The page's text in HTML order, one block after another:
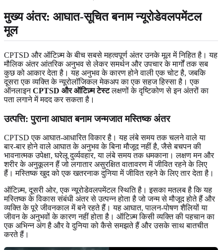
मुख्य अंतर: आघात-सूचित बनाम न्यूरोडेवलपमेंटल
मूल
CPTSD और ऑटिज़्म के बीच सबसे महत्वपूर्ण अंतर उनके मूल में निहित है। यह
मौलिक अंतर आंतरिक अनुभव से लेकर समर्थन और उपचार के मार्गों तक सब
कुछ को आकार देता है। यह अनुभव के कारण होने वाली एक चोट है, जबकि
दूसरा एक व्यक्ति के न्यूरोलॉजिकल मेकअप का एक सहज हिस्सा है। एक
ऑनलाइनCPTSD और ऑटिज़्म टेस्टलक्षणों के दृष्टिकोण से इन अंतरों का
पता लगाने में मदद कर सकता है।
उत्पत्ति: पुराना आघात बनाम जन्मजात मस्तिष्क अंतर
CPTSD एक आघात-आधारित विकार है। यह लंबे समय तक चलने वाले या
बार-बार होने वाले आघात के अनुभव के बिना मौजूद नहीं है, जैसे बचपन की
भावनात्मक उपेक्षा, घरेलू दुर्व्यवहार, या लंबे समय तक धमकाना। लक्षण मन और
शरीर के अनुकूलन हैं जो लगातार असुरक्षित वातावरण में जीवित रहने के लिए
हैं। मस्तिष्क खुद को एक खतरनाक दुनिया में जीवित रहने के लिए तार देता है।
ऑटिज़्म, दूसरी ओर, एक न्यूरोडेवलपमेंटल स्थिति है। इसका मतलब है कि यह
मस्तिष्क के विकास संबंधी अंतर से उत्पन्न होता है जो जन्म से मौजूद होते हैं और
व्यक्ति के पूरे जीवनकाल में बने रहते हैं। यह आघात, पालन-पोषण शैलियों या
जीवन के अनुभवों के कारण नहीं होता है। ऑटिज़्म किसी व्यक्ति की पहचान का
एक अभिन्न अंग है और वे दुनिया को कैसे समझते हैं और उसके साथ बातचीत
करते हैं।